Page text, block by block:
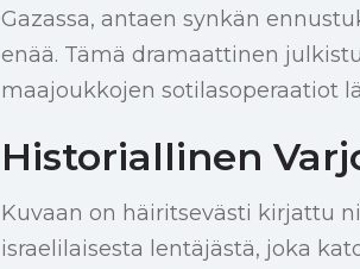
Gazassa, antaen synkän
enää. Tämä dramaattinen
maajoukkojen sotilasoperaatiot
Historiallinen
Kuvaan on häiritsevästi kirjattu
israelilaisesta lentäjästä, joka